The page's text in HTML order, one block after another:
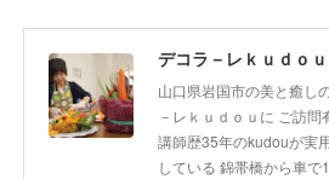
デコラ－レｋｕｄｏｕ
山口県岩国市の美と癒し
－レｋｕｄｏｕに ご訪
講師歴35年のkudouが実
している 錦帯橋から車